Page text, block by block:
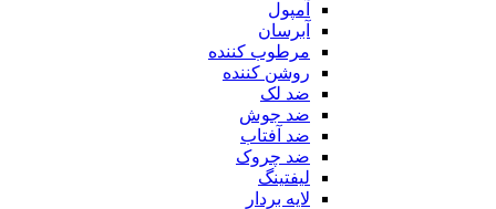
آمپول
آبرسان
مرطوب کننده
روشن کننده
ضد لک
ضد جوش
ضد آفتاب
ضد چروک
لیفتینگ
لایه بردار